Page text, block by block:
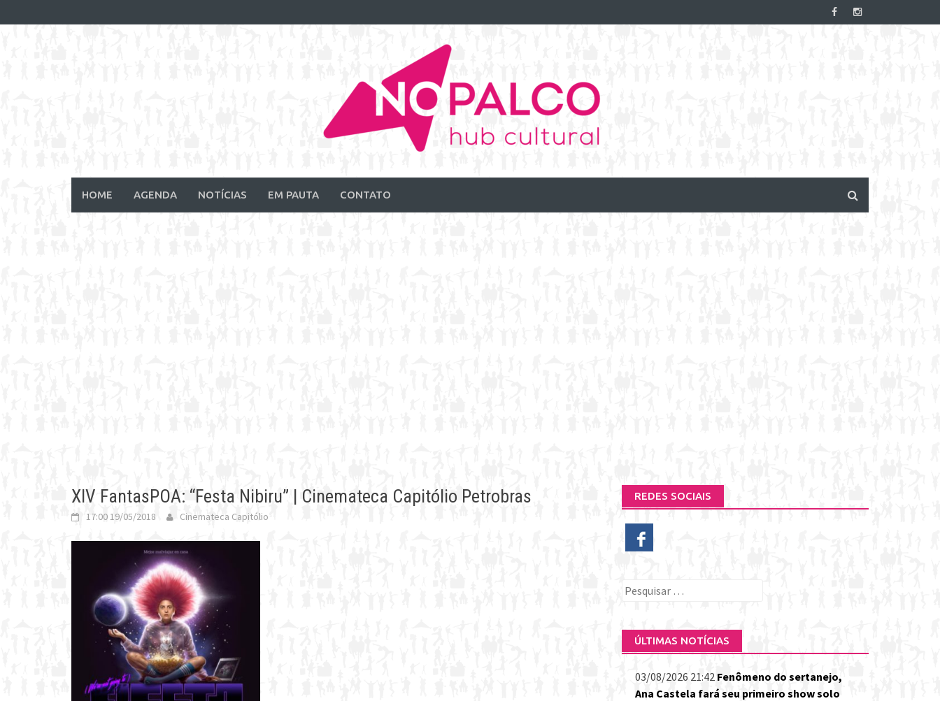
to
HOME AGENDA NOTÍCIAS EM PAUTA CONTATO
XIV FantasPOA: “Festa Nibiru” | Cinemateca Capitólio Petrobras
17:00 19/05/2018 Cinemateca Capitólio
REDES SOCIAIS
Pesquisar
ÚLTIMAS NOTÍCIAS
03/08/2026 21:42 Fenômeno do sertanejo,
Ana Castela fará seu primeiro show solo